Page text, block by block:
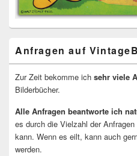
Anfragen auf
Zur Zeit bekomme ich sehr viele
Bilderbücher.
Alle Anfragen beantworte ich
es durch die Vielzahl der
kann. Wenn es eilt, kann auch
werden.